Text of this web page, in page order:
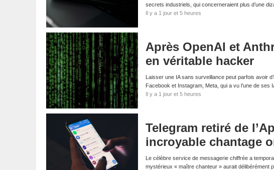
secrets industriels, qui concerneraient plus d’une
Il y a 1 jour et 5 heures
Après OpenAI et
en véritable hacker
Laisser une IA sans surveillance peut parfois avoir
Facebook et Instagram, Meta, qui a vu l’une de ses
Il y a 1 jour et 5 heures
Telegram retiré de
incroyable chantage
Le célèbre service de messagerie chiffrée a
mystérieux « maître chanteur » aurait délibérément